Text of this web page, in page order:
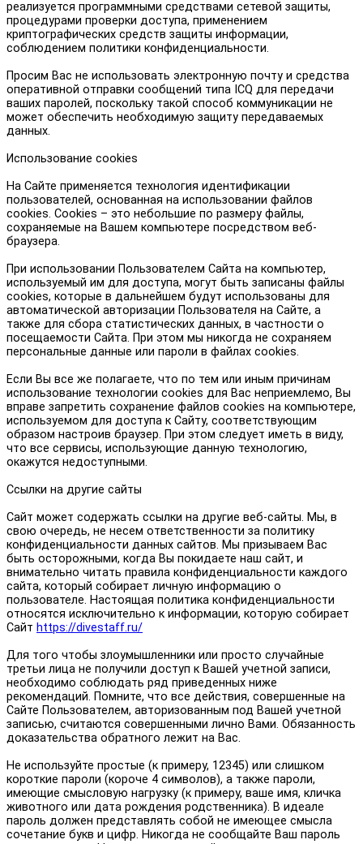
реализуется программными средствами сетевой защиты,
процедурами проверки доступа, применением
криптографических средств защиты информации,
соблюдением политики конфиденциальности.
Просим Вас не использовать электронную почту и средства
оперативной отправки сообщений типа ICQ для передачи
ваших паролей, поскольку такой способ коммуникации не
может обеспечить необходимую защиту передаваемых
данных.
Использование cookies
На Сайте применяется технология идентификации
пользователей, основанная на использовании файлов
cookies. Сookies – это небольшие по размеру файлы,
сохраняемые на Вашем компьютере посредством веб-
браузера.
При использовании Пользователем Сайта на компьютер,
используемый им для доступа, могут быть записаны файлы
cookies, которые в дальнейшем будут использованы для
автоматической авторизации Пользователя на Сайте, а
также для сбора статистических данных, в частности о
посещаемости Сайта. При этом мы никогда не сохраняем
персональные данные или пароли в файлах cookies.
Если Вы все же полагаете, что по тем или иным причинам
использование технологии cookies для Вас неприемлемо, Вы
вправе запретить сохранение файлов cookies на компьютере,
используемом для доступа к Сайту, соответствующим
образом настроив браузер. При этом следует иметь в виду,
что все сервисы, использующие данную технологию,
окажутся недоступными.
Ссылки на другие сайты
Сайт может содержать ссылки на другие веб-сайты. Мы, в
свою очередь, не несем ответственности за политику
конфиденциальности данных сайтов. Мы призываем Вас
быть осторожными, когда Вы покидаете наш сайт, и
внимательно читать правила конфиденциальности каждого
сайта, который собирает личную информацию о
пользователе. Настоящая политика конфиденциальности
относятся исключительно к информации, которую собирает
Сайт https://divestaff.ru/
Для того чтобы злоумышленники или просто случайные
третьи лица не получили доступ к Вашей учетной записи,
необходимо соблюдать ряд приведенных ниже
рекомендаций. Помните, что все действия, совершенные на
Сайте Пользователем, авторизованным под Вашей учетной
записью, считаются совершенными лично Вами. Обязанность
доказательства обратного лежит на Вас.
Не используйте простые (к примеру, 12345) или слишком
короткие пароли (короче 4 символов), а также пароли,
имеющие смысловую нагрузку (к примеру, ваше имя, кличка
животного или дата рождения родственника). В идеале
пароль должен представлять собой не имеющее смысла
сочетание букв и цифр. Никогда не сообщайте Ваш пароль